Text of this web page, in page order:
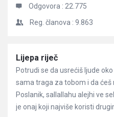
Odgovora : 22.775
Reg. članova : 9.863
Članci
Lijepa riječ
Potrudi se da usrećiš ljude
sama traga za tobom i da ćeš
Poslanik, sallallahu alejhi ve
je onaj koji najviše koristi